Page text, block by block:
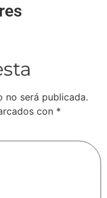
no será publicada.
con *